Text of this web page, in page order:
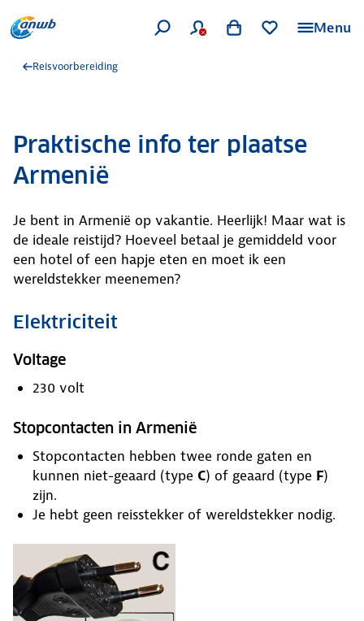
Menu
Reisvoorbereiding
Praktische info ter plaatse
Armenië
Je bent in Armenië op vakantie. Heerlijk! Maar wat is
de ideale reistijd? Hoeveel betaal je gemiddeld voor
een hotel of een hapje eten en moet ik een
wereldstekker meenemen?
Elektriciteit
Voltage
230 volt
Stopcontacten in Armenië
Stopcontacten hebben twee ronde gaten en
kunnen niet-geaard (type C) of geaard (type F)
zijn.
Je hebt geen reisstekker of wereldstekker nodig.